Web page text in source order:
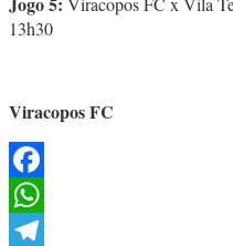
13h30
Viracopos FC
Facebook
WhatsApp